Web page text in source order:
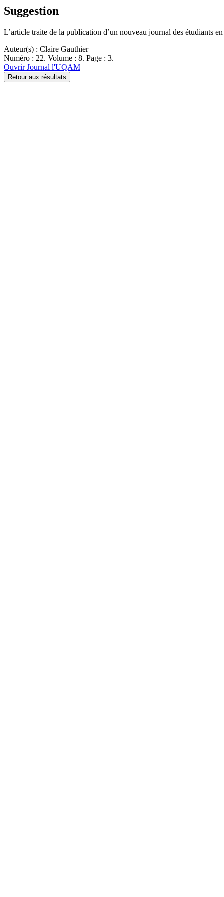
Suggestion
L’article traite de la publication d’un nouveau journal des étudiants
Auteur(s) : Claire Gauthier
Numéro : 22. Volume : 8. Page : 3.
Ouvrir Journal l'UQAM
Retour aux résultats